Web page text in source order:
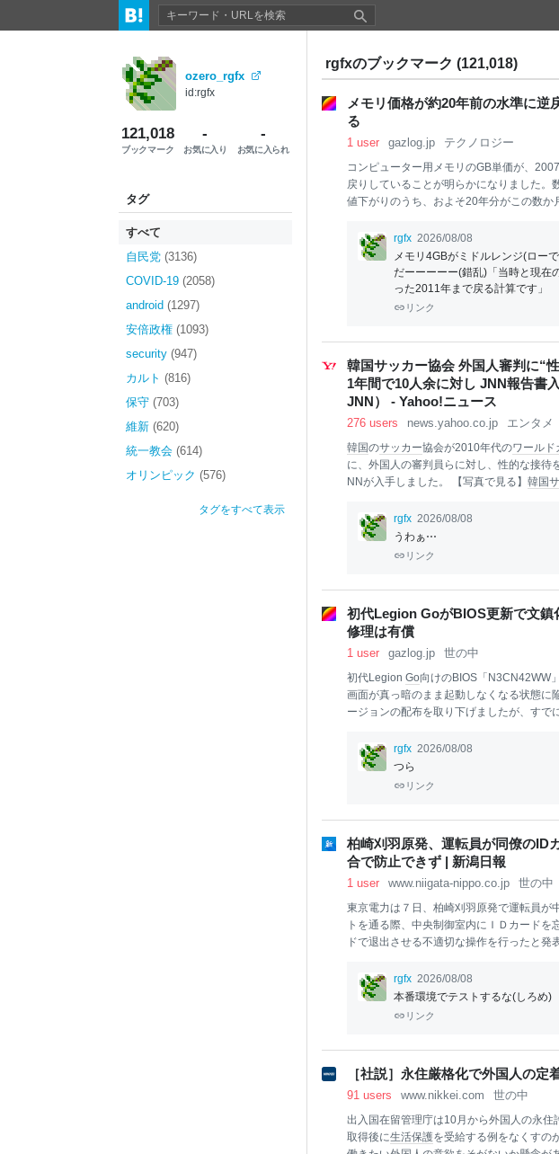
ozero_rgfx
id:rgfx
121,018
ブックマーク
-
お気に入り
-
お気に入られ
タグ
すべて
自民党 (3136)
COVID-19 (2058)
android (1297)
安倍政権 (1093)
security (947)
カルト (816)
保守 (703)
維新 (620)
統一教会 (614)
オリンピック (576)
タグをすべて表示
rgfxのブックマーク (121,018)
メモリ価格が約20年前の水準に逆
る
1 user gazlog.jp テクノロジー
コンピューター用メモリのGB単価が、
戻りしていることが明らかになりました。
値下がりのうち、およそ20年分がこの数か
増 DRAMの価格は、製造プロセスの微細化
単価を切り下げ、数十年にわたりほぼ一貫
この長期トレンドが崩れたのは2025年秋以
の需要拡大を起点に、自作PC向けのDDR5
こうした値動きを長期データで確かめたの
製品の価格が
rgfx 2026/08/08
メモリ4GBがミドルレンジ(ロー
だーーーーー(錯乱)「当時と現在
った2011年まで戻る計算です」
リンク
韓国サッカー協会 外国人審判に“
1年間で10人余に対し JNN報告書
JNN） - Yahoo!ニュース
276 users news.yahoo.co.jp エンタメ
韓国のサッカー協会が2010年代のワールド
に、外国人の審判員らに対し、性的な接待
NNが入手しました。 【写真で見る】 韓国
入手 JNNが入手した韓国政府の資料により
011年3月からのおよそ1年間に、
ンピックの予選などあわせて7試合で、外
負けはありませんでした。韓国国民 「本
う。根本からやり直さないといけない」 「
rgfx 2026/08/08
うわぁ⋯
リンク
初代Legion GoがBIOS更新で文
修理は有償
1 user gazlog.jp 世の中
初代Legion Go向けのBIOS「N3CN42WW
画面が真っ暗のまま起動しなくなる状態に
ージョンの配布を取り下げましたが、すで
面が真っ暗のまま起動しない 初代Legion
に配布されていたBIOS「N3CN42WW」を
ントローラーのLEDは点灯しファンも回転
版の双方から出ており、r/LegionGoのモデ
rgfx 2026/08/08
つら
リンク
柏崎刈羽原発、運転員が同僚の
合で防止できず | 新潟日報
1 user www.niigata-nippo.co.jp 世の中
東京電力は７日、柏崎刈羽原発で運転員が
トを通る際、中央制御室内にＩＤカードを
ドで退出させる不適切な操作を行ったと発
崎刈羽原発では、侵入検知設備の故障や、
ドを使った中央制御室への不正入室など、
ぎ、２０２１年に原子力規制委員会が事実
rgfx 2026/08/08
本番環境でテストするな(しろめ)
リンク
［社説］永住厳格化で外国人の定
91 users www.nikkei.com 世の中
出入国在留管理庁は10月から外国人の永住
取得後に生活保護を受給する例をなくすの